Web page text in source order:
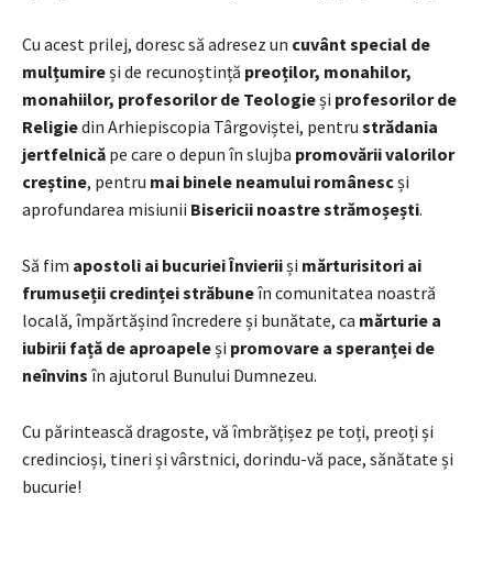
Cu acest prilej, doresc să adresez un cuvânt special de
mulțumireși de recunoștință preoților, monahilor,
monahiilor, profesorilor de Teologieși profesorilor de
Religiedin Arhiepiscopia Târgoviștei, pentru strădania
jertfelnică pe care o depun în slujba promovării valorilor
creștine, pentru mai binele neamului românescși
aprofundarea misiunii Bisericii noastre strămoșești.
Să fim apostoli ai bucuriei Învieriiși mărturisitori ai
frumuseții credinței străbuneîn comunitatea noastră
locală, împărtășind încredere și bunătate, ca mărturie a
iubirii față de aproapeleși promovare a speranței de
neînvins în ajutorul Bunului Dumnezeu.
Cu părintească dragoste, vă îmbrățișez pe toți, preoți și
credincioși, tineri și vârstnici, dorindu-vă pace, sănătate și
bucurie!